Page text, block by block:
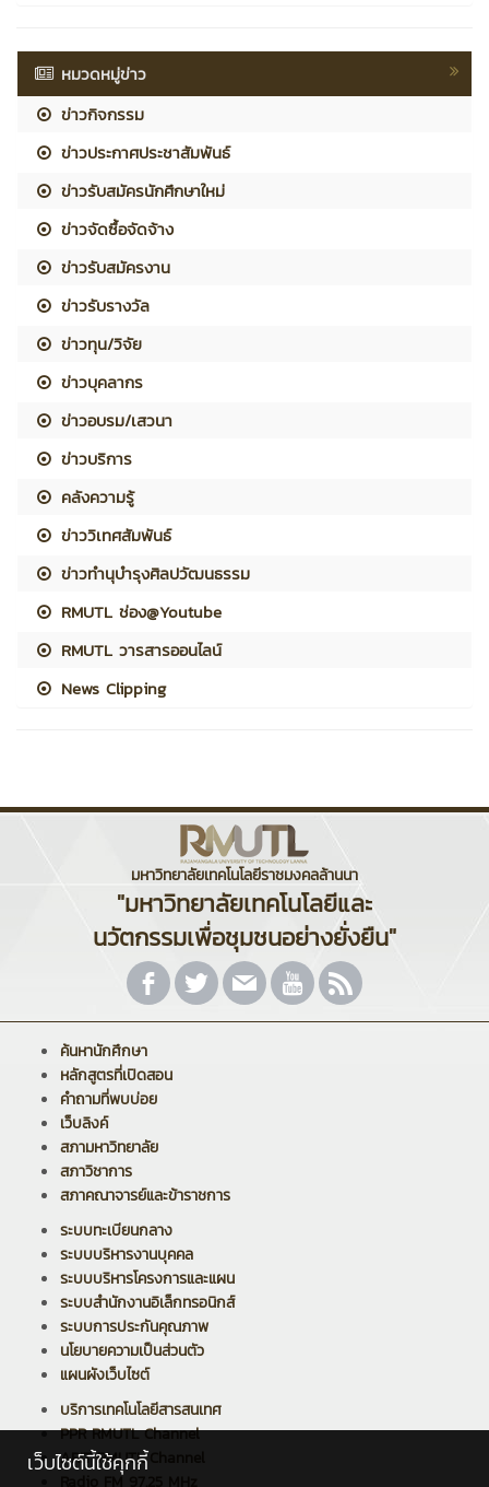
หมวดหมู่ข่าว
ข่าวกิจกรรม
ข่าวประกาศประชาสัมพันธ์
ข่าวรับสมัครนักศึกษาใหม่
ข่าวจัดซื้อจัดจ้าง
ข่าวรับสมัครงาน
ข่าวรับรางวัล
ข่าวทุน/วิจัย
ข่าวบุคลากร
ข่าวอบรม/เสวนา
ข่าวบริการ
คลังความรู้
ข่าววิเทศสัมพันธ์
ข่าวทำนุบำรุงศิลปวัฒนธรรม
RMUTL ช่อง@Youtube
RMUTL วารสารออนไลน์
News Clipping
มหาวิทยาลัยเทคโนโลยีราชมงคลล้านนา
"มหาวิทยาลัยเทคโนโลยีและ
นวัตกรรมเพื่อชุมชนอย่างยั่งยืน"
ค้นหานักศึกษา
หลักสูตรที่เปิดสอน
คำถามที่พบบ่อย
เว็บลิงค์
สภามหาวิทยาลัย
สภาวิชาการ
สภาคณาจารย์และข้าราชการ
ระบบทะเบียนกลาง
ระบบบริหารงานบุคคล
ระบบบริหารโครงการและแผน
ระบบสำนักงานอิเล็กทรอนิกส์
ระบบการประกันคุณภาพ
นโยบายความเป็นส่วนตัว
แผนผังเว็บไซต์
บริการเทคโนโลยีสารสนเทศ
PPR RMUTL Channel
ARIT RMUTL Channel
Radio FM 97.25 MHz
เว็บไซต์นี้ใช้คุกกี้